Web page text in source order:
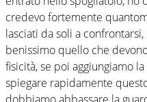
credevo fortemente
lasciati da soli a
benissimo quello che
fisicità, se poi aggiungiamo
spiegare rapidamente